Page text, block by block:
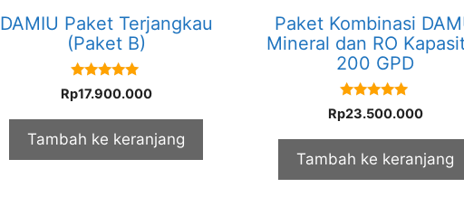
DAMIU Paket Terjangkau
(Paket B)
5.00
out of 5
Rp17.900.000
Tambah ke keranjang
Paket Kombinasi
Mineral dan RO
200 GPD
5.00
out of 5
Rp23.500.000
Tambah ke keranjang